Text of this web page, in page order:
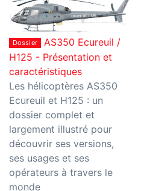
Dossier AS350 Ecureuil /
H125 - Présentation et
caractéristiques
Les hélicoptères AS350
Ecureuil et H125 : un
dossier complet et
largement illustré pour
découvrir ses versions,
ses usages et ses
opérateurs à travers le
monde